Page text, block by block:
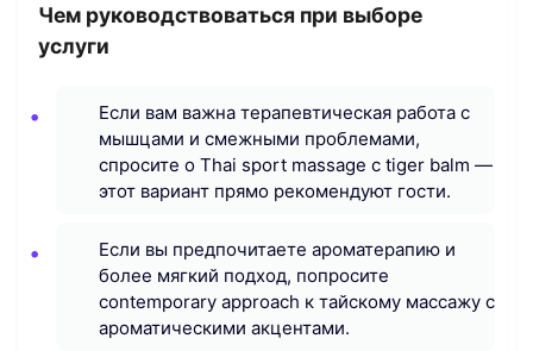
Чем руководствоваться при выборе
услуги
Если вам важна терапевтическая работа с
мышцами и смежными проблемами,
спросите о Thai sport massage с tiger balm —
этот вариант прямо рекомендуют гости.
Если вы предпочитаете ароматерапию и
более мягкий подход, попросите
contemporary approach к тайскому массажу с
ароматическими акцентами.